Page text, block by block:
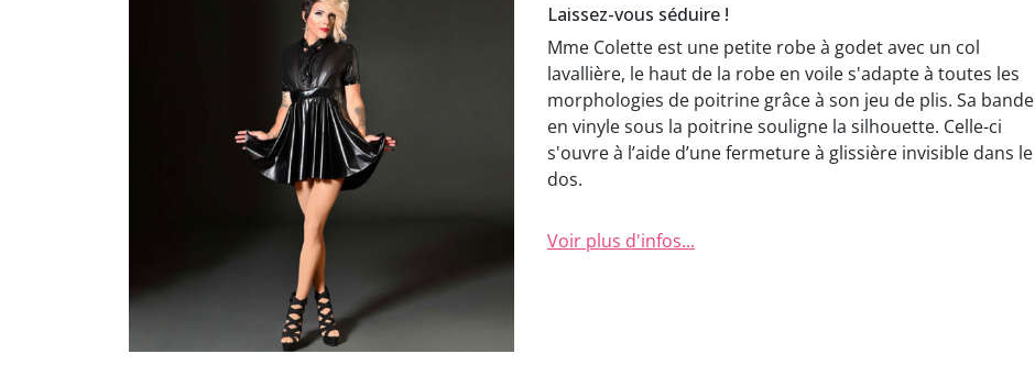
Laissez-vous séduire !
Mme Colette est une petite robe à godet avec un col
lavallière, le haut de la robe en voile s'adapte à toutes les
morphologies de poitrine grâce à son jeu de plis. Sa bande
en vinyle sous la poitrine souligne la silhouette. Celle-ci
s'ouvre à l’aide d’une fermeture à glissière invisible dans le
dos.
Voir plus d'infos...